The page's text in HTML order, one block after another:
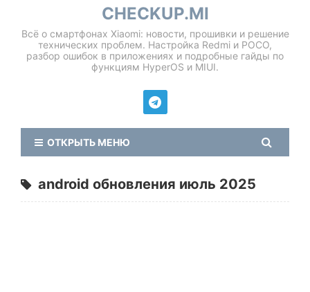
CHECKUP.MI
Всё о смартфонах Xiaomi: новости, прошивки и решение
технических проблем. Настройка Redmi и POCO,
разбор ошибок в приложениях и подробные гайды по
функциям HyperOS и MIUI.
ОТКРЫТЬ МЕНЮ
android обновления июль 2025